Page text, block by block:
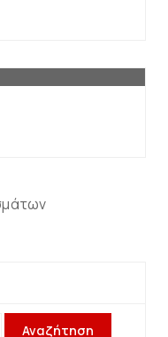
Αναζήτηση